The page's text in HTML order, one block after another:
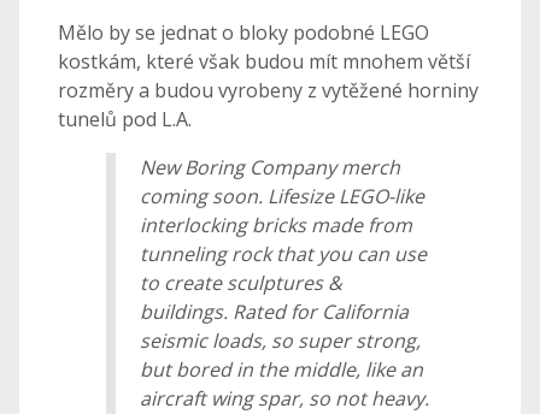
Mělo by se jednat o bloky podobné LEGO
kostkám, které však budou mít mnohem větší
rozměry a budou vyrobeny z vytěžené horniny
tunelů pod L.A.
New Boring Company merch
coming soon. Lifesize LEGO-like
interlocking bricks made from
tunneling rock that you can use
to create sculptures &
buildings. Rated for California
seismic loads, so super strong,
but bored in the middle, like an
aircraft wing spar, so not heavy.